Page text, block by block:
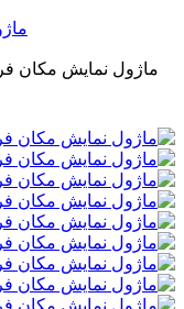
ماژول نمایش مکان